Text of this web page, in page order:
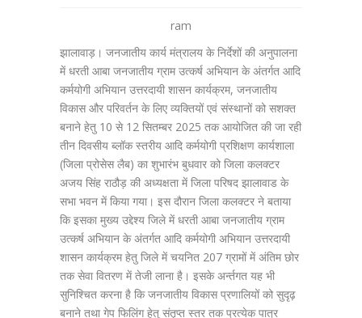
ram
झालावाड़। जनजातीय कार्य मंत्रालय के निर्देशों की अनुपालना
में धरती आबा जनजातीय ग्राम उत्कर्ष अभियान के अंतर्गत आदि
कर्मयोगी अभियान उत्तरदायी शासन कार्यक्रम, जनजातीय
विकास और परिवर्तन के लिए व्यक्तियों एवं संस्थानों को सशक्त
बनाने हेतु 10 से 12 सितम्बर 2025 तक आयोजित की जा रही
तीन दिवसीय ब्लॉक स्तरीय आदि कर्मयोगी प्रशिक्षण कार्यशाला
(जिला प्रोसेस लैब) का शुभारंभ बुधवार को जिला कलक्टर
अजय सिंह राठौड़ की अध्यक्षता में जिला परिषद झालावाड के
सभा भवन में किया गया। इस दौरान जिला कलक्टर ने बताया
कि इसका मुख्य उद्देश्य जिले में धरती आबा जनजातीय ग्राम
उत्कर्ष अभियान के अंतर्गत आदि कर्मयोगी अभियान उत्तरदायी
शासन कार्यक्रम हेतु जिले में चयनित 207 ग्रामों में अंतिम छोर
तक सेवा वितरण में तेजी लाना है। इसके अर्न्तगत यह भी
सुनिश्चित करना है कि जनजातीय विकास प्रणालियों को सुदृढ़
बनाने तथा गेप फिलिंग हेतु संतृप्त स्तर तक प्रत्येक पात्र